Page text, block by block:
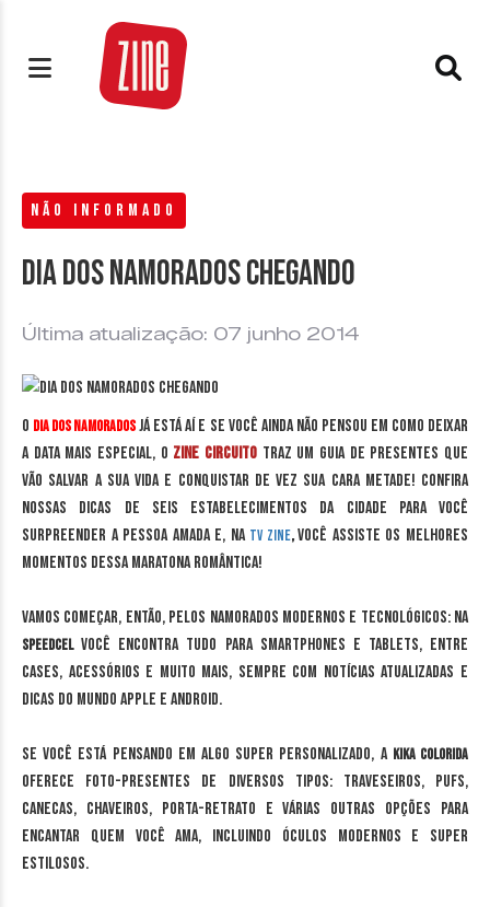
NÃO INFORMADO
Dia dos Namorados chegando
Última atualização: 07 junho 2014
O Dia dos Namoradosjá está aí e se você ainda não pensou em como deixar
a data mais especial, o Zine Circuito traz um guia de presentes que
vão salvar a sua vida e conquistar de vez sua cara metade! Confira
nossas dicas de seis estabelecimentos da cidade para você
surpreender a pessoa amada e, na TV Zine,você assiste os melhores
momentos dessa maratona romântica!
Vamos começar, então, pelos namorados modernos e tecnológicos: na
Speedcelvocê encontra tudo para Smartphones e Tablets, entre
cases, acessórios e muito mais, sempre com notícias atualizadas e
dicas do mundo Apple e Android.
Se você está pensando em algo super personalizado, a Kika Colorida
oferece foto-presentes de diversos tipos: traveseiros, pufs,
canecas, chaveiros, porta-retrato e várias outras opções para
encantar quem você ama, incluindo óculos modernos e super
estilosos.